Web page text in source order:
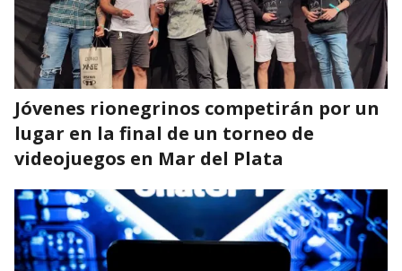
Jóvenes rionegrinos competirán por un
lugar en la final de un torneo de
videojuegos en Mar del Plata